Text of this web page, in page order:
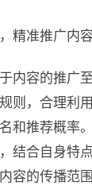
精准推广内
内容的推广
则，合理利
和推荐概率
结合自身特
容的传播范